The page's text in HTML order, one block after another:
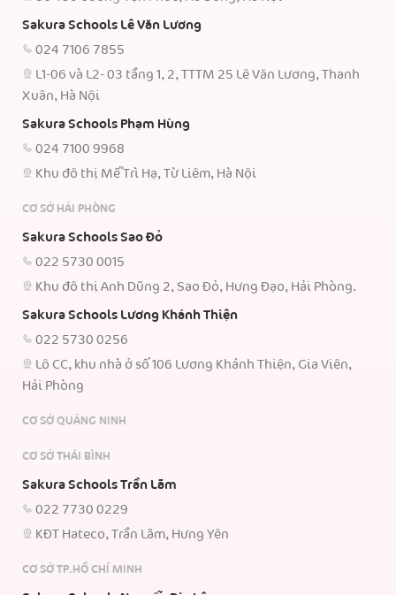
Sakura Schools Lê Văn Lương
024 7106 7855
L1-06 và L2- 03 tầng 1, 2, TTTM 25 Lê Văn Lương, Thanh
Xuân, Hà Nội
Sakura Schools Phạm Hùng
024 7100 9968
Khu đô thị Mễ Trì Hạ, Từ Liêm, Hà Nội
CƠ SỞ HẢI PHÒNG
Sakura Schools Sao Đỏ
022 5730 0015
Khu đô thị Anh Dũng 2, Sao Đỏ, Hưng Đạo, Hải Phòng.
Sakura Schools Lương Khánh Thiện
022 5730 0256
Lô CC, khu nhà ở số 106 Lương Khánh Thiện, Gia Viên,
Hải Phòng
CƠ SỞ QUẢNG NINH
CƠ SỞ THÁI BÌNH
Sakura Schools Trần Lãm
022 7730 0229
KĐT Hateco, Trần Lãm, Hưng Yên
CƠ SỞ TP.HỒ CHÍ MINH